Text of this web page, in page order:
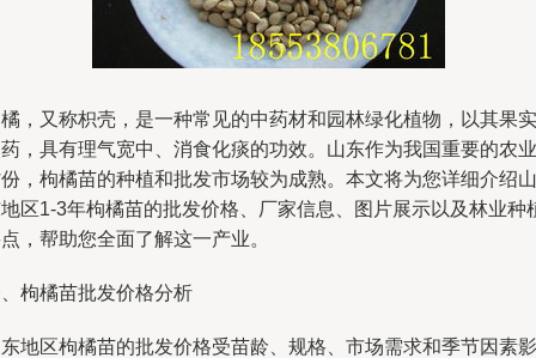
，又称枳壳，是一种常见的中药材和园林绿化植物，以其果实
，具有理气宽中、消食化痰的功效。山东作为我国重要的农业
，枸橘苗的种植和批发市场较为成熟。本文将为您详细介绍山
区1-3年枸橘苗的批发价格、厂家信息、图片展示以及林业种
，帮助您全面了解这一产业。
枸橘苗批发价格分析
地区枸橘苗的批发价格受苗龄、规格、市场需求和季节因素影